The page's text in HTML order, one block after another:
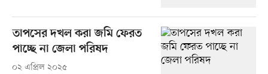
তাপসের দখল করা জমি ফেরত
পাচ্ছে না জেলা পরিষদ
০২ এপ্রিল ২০২৫